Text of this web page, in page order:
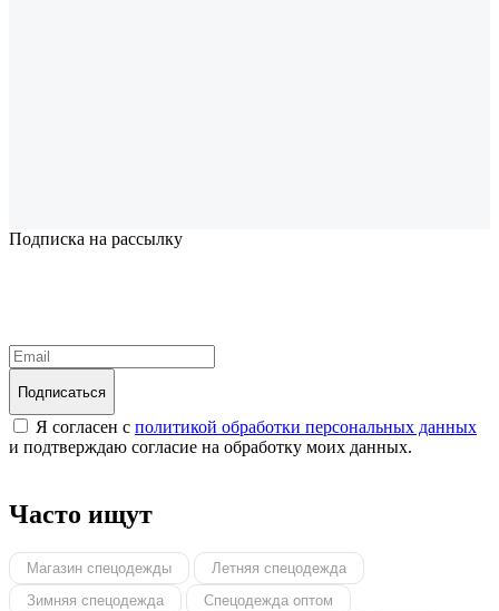
Подписка на рассылку
Подписаться
Я согласен с политикой обработки персональных данных
и подтверждаю согласие на обработку моих данных.
Часто ищут
Магазин спецодежды
Летняя спецодежда
Зимняя спецодежда
Спецодежда оптом